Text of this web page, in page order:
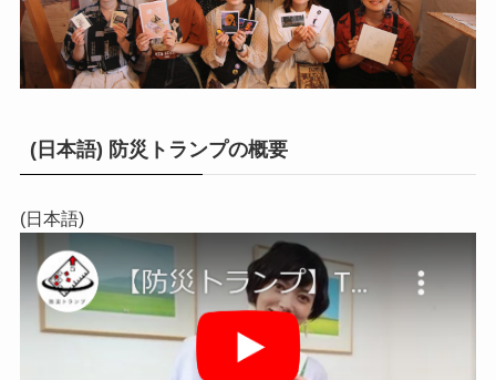
(日本語) 防災トランプの概要
(日本語)